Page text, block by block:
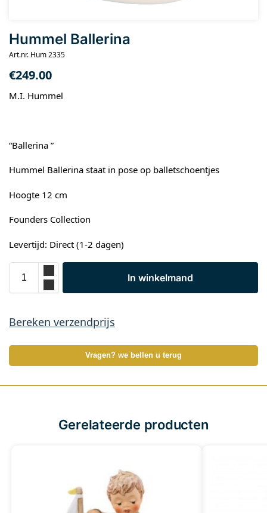
Hummel Ballerina
Art.nr. Hum 2335
€249.00
M.I. Hummel
“Ballerina ”
Hummel Ballerina staat in pose op balletschoentjes
Hoogte 12 cm
Founders Collection
Levertijd: Direct (1-2 dagen)
In winkelmand
Bereken verzendprijs
Vragen? we bellen u terug
Gerelateerde producten